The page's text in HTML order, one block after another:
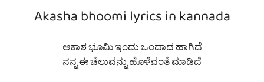
Akasha bhoomi lyrics in kannada
ಆಕಾಶ ಭೂಮಿ ಇಂದು ಒಂದಾದ ಹಾಗಿದೆ
ನನ್ನ ಈ ಚೆಲುವನ್ನು ಹೊಳೆವಂತೆ ಮಾಡಿದೆ